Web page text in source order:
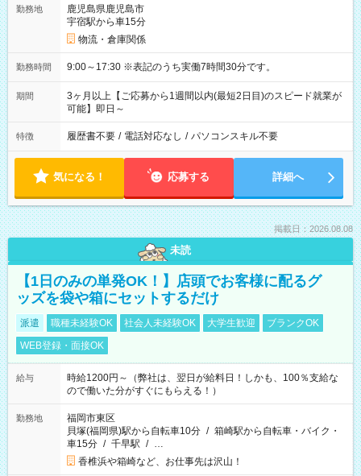
勤務地
鹿児島県鹿児島市
宇宿駅から車15分
物流・倉庫関係
勤務時間 9:00～17:30 ※表記のうち実働7時間30分です。
期間
3ヶ月以上【ご応募から1週間以内(最短2日目)のスピード就業が
可能】即日～
特徴 履歴書不要 / 電話対応なし / パソコンスキル不要
気になる！ 応募する 詳細へ
掲載日：2026.08.08
未読
【1日のみの単発OK！】店頭でお客様に配るグ
ッズを袋や箱にセットするだけ
派遣 職種未経験OK 社会人未経験OK 大学生歓迎
ブランクOK
WEB登録・面接OK
給与
時給1200円～（弊社は、翌日が給料日！しかも、100％支給な
ので働いた分がすぐにもらえる！）
勤務地
福岡市東区
貝塚(福岡県)駅から自転車10分 / 箱崎駅から自転車・バイク・
車15分 / 千早駅 / …
香椎浜や箱崎など、お仕事先は沢山！